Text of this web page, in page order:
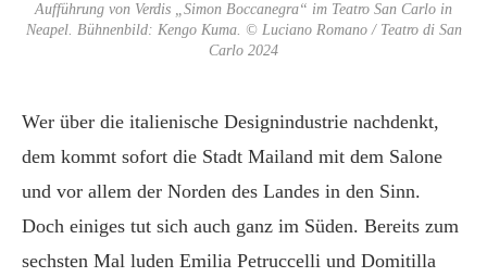
Aufführung von Verdis „Simon Boccanegra“ im Teatro San Carlo in
Neapel. Bühnenbild: Kengo Kuma. © Luciano Romano / Teatro di San
Carlo 2024
Wer über die italienische Designindustrie nachdenkt,
dem kommt sofort die Stadt Mailand mit dem Salone
und vor allem der Norden des Landes in den Sinn.
Doch einiges tut sich auch ganz im Süden. Bereits zum
sechsten Mal luden Emilia Petruccelli und Domitilla